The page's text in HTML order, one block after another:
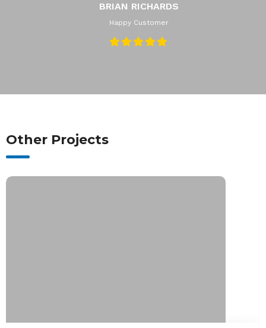
BRIAN RICHARDS
Happy Customer
Other Projects